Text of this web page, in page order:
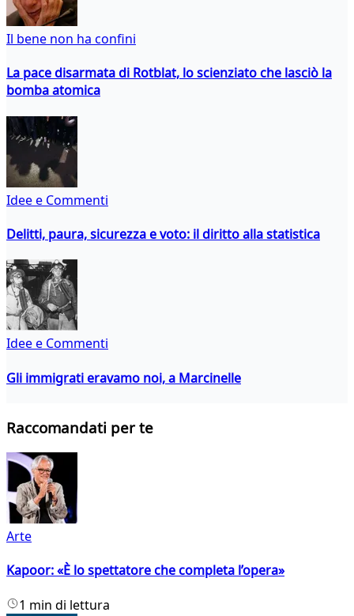
Il bene non ha confini
La pace disarmata di Rotblat, lo scienziato che lasciò la
bomba atomica
Idee e Commenti
Delitti, paura, sicurezza e voto: il diritto alla statistica
Idee e Commenti
Gli immigrati eravamo noi, a Marcinelle
Raccomandati per te
Arte
Kapoor: «È lo spettatore che completa l’opera»
1 min di lettura